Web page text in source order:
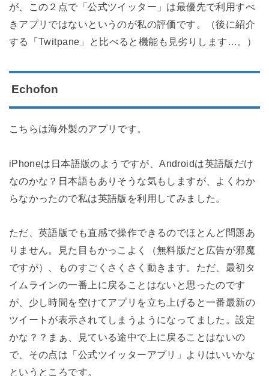
が、この２点で「公式ツイッター」は最優先で利用すべ
きアプリではないというのが私の評価です。（後に紹介
する「Twitpane」と比べると機能も見劣りします…。）
Echofon
こちらは海外製のアプリです。
iPhoneは日本語版のようですが、Androidは英語版だけ
なのかな？日本語もありそうな気もしますが、よくわか
らなかったので私は英語版を利用してみました。
ただ、英語版でも直感で操作できるのでほとんど問題あ
りません。見た目もかっこよく（無料版だと広告が邪魔
ですが）、ものすごくさくさく動きます。ただ、最初タ
イムラインの一番上に戻ることはないと思ったのです
が、少し時間を空けてアプリを立ち上げると一番最新の
ツイートが表示されてしまうようになってました。設定
かな？？まぁ、見ている途中で上に戻ることはないの
で、その点は「公式ツイッターアプリ」よりはいいかな
というところです。